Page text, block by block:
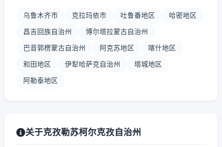
乌鲁木齐市 克拉玛依市 吐鲁番地区 哈密地区
昌吉回族自治州 博尔塔拉蒙古自治州
巴音郭楞蒙古自治州 阿克苏地区 喀什地区
和田地区 伊犁哈萨克自治州 塔城地区
阿勒泰地区
关于克孜勒苏柯尔克孜自治州